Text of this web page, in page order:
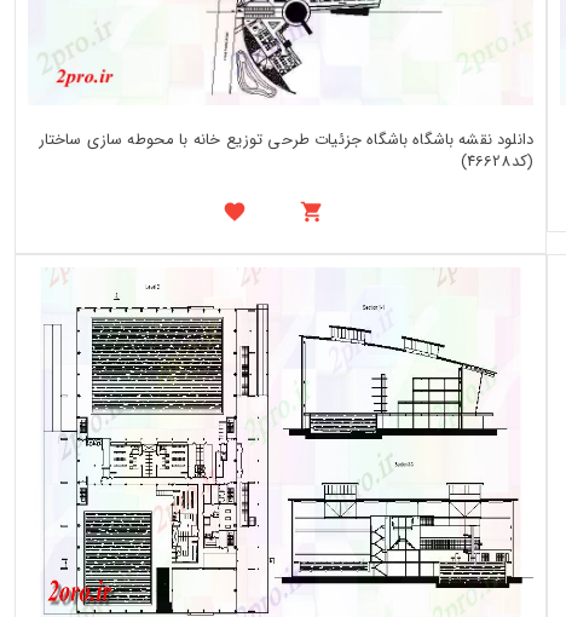
دانلود نقشه باشگاه باشگاه جزئیات طرحی توزیع خانه با محوطه سازی ساختار
(کد46628)